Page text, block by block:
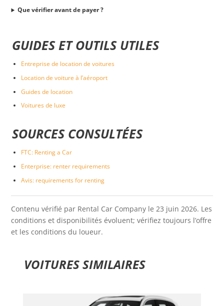
Que vérifier avant de payer ?
GUIDES ET OUTILS UTILES
Entreprise de location de voitures
Location de voiture à l’aéroport
Guides de location
Voitures de luxe
SOURCES CONSULTÉES
FTC: Renting a Car
Enterprise: renter requirements
Avis: requirements for renting
Contenu vérifié par Rental Car Company le 23 juin 2026. Les
conditions et disponibilités évoluent; vérifiez toujours l’offre
et les conditions du loueur.
VOITURES SIMILAIRES